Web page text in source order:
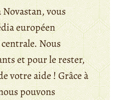
vous
européen
Nous
et pour le rester,
votre aide ! Grâce à
pouvons